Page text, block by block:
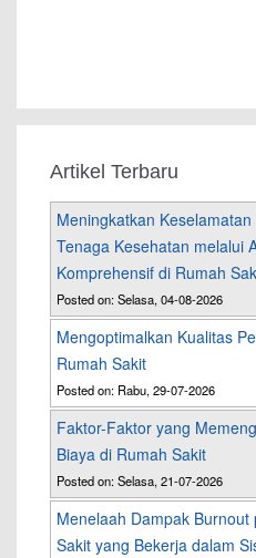
Artikel Terbaru
Meningkatkan
Tenaga Kesehatan melalui
Komprehensif di Rumah
Posted on: Selasa, 04-08-2026
Mengoptimalkan Kualitas
Rumah Sakit
Posted on: Rabu, 29-07-2026
Faktor-Faktor yang
Biaya di Rumah Sakit
Posted on: Selasa, 21-07-2026
Menelaah Dampak
Sakit yang Bekerja dalam